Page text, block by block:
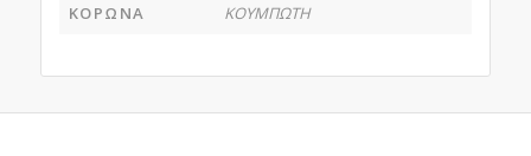
ΚΟΡΩΝΑ
ΚΟΥΜΠΩΤΗ